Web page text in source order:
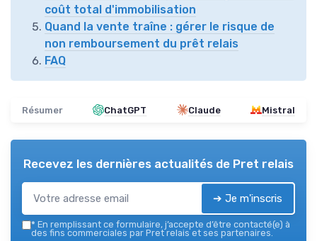
coût total d'immobilisation
Quand la vente traîne : gérer le risque de
non remboursement du prêt relais
FAQ
Résumer ChatGPT Claude Mistral
Recevez les dernières actualités de Pret relais
➔ Je m'inscris
* En remplissant ce formulaire, j’accepte d’être contacté(e) à
des fins commerciales par Pret relais et ses partenaires.